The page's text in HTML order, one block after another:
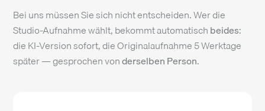
Bei uns müssen Sie sich nicht entscheiden. Wer die
Studio-Aufnahme wählt, bekommt automatischbeides:
die KI-Version sofort, die Originalaufnahme 5 Werktage
später — gesprochen vonderselben Person.